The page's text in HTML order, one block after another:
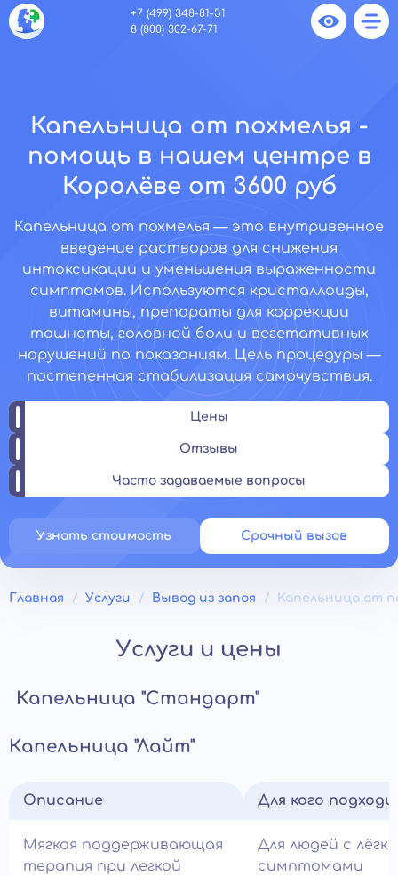
+7 (499) 348-81-51
8 (800) 302-67-71
Капельница от похмелья -
помощь в нашем центре в
Королёве от 3600 руб
Капельница от похмелья — это внутривенное
введение растворов для снижения
интоксикации и уменьшения выраженности
симптомов. Используются кристаллоиды,
витамины, препараты для коррекции
тошноты, головной боли и вегетативных
нарушений по показаниям. Цель процедуры —
постепенная стабилизация самочувствия.
Цены
Отзывы
Часто задаваемые вопросы
Узнать стоимость Срочный вызов
Главная Услуги Вывод из запоя Капельница от
Услуги и цены
Капельница "Стандарт"
Капельница "Лайт"
Описание
Мягкая поддерживающая
терапия при легкой
Для кого
Для людей с
симптомами